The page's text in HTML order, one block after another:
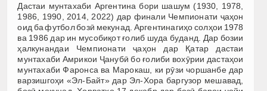
Дастаи мунтахаби Аргентина бори шашум (1930, 1978,
1986, 1990, 2014, 2022) дар финали Чемпионати ҷаҳон
оид ба футбол бозӣ мекунад. Аргентинагиҳо солҳои 1978
ва 1986 дар ин мусобиқот ғолиб шуда буданд. Дар бозии
ҳалкунандаи Чемпионати ҷаҳон дар Қатар дастаи
мунтахаби Амрикои Ҷанубӣ бо ғолиби вохӯрии дастаҳои
мунтахаби Фаронса ва Марокаш, ки рӯзи чоршанбе дар
варзишгоҳи «Эл-Байт» дар Эл-Хора баргузор мешавад,